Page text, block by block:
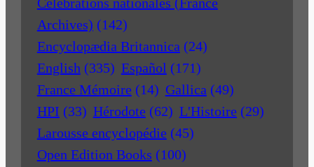
Archives) (142)
Encyclopædia Britannica (24)
English (335) Español (171)
France Mémoire (14) Gallica (49)
HPI (33) Hérodote (62) L'Histoire (29)
Larousse encyclopédie (45)
Open Edition Books (100)